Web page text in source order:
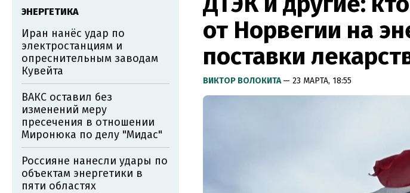
от Норвегии на
поставки
ВИКТОР ВОЛОКИТА— 23 МАРТА, 18:55
ЭНЕРГЕТИКА
Иран нанёс удар по
электростанциям и
опреснительным заводам
Кувейта
ВАКС оставил без
изменений меру
пресечения в отношении
Миронюка по делу "Мидас"
Россияне нанесли удары по
объектам энергетики в
пяти областях